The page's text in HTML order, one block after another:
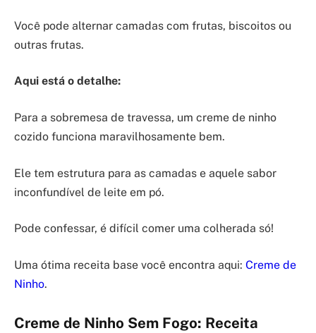
Você pode alternar camadas com frutas, biscoitos ou
outras frutas.
Aqui está o detalhe:
Para a sobremesa de travessa, um creme de ninho
cozido funciona maravilhosamente bem.
Ele tem estrutura para as camadas e aquele sabor
inconfundível de leite em pó.
Pode confessar, é difícil comer uma colherada só!
Uma ótima receita base você encontra aqui: Creme de
Ninho.
Creme de Ninho Sem Fogo: Receita